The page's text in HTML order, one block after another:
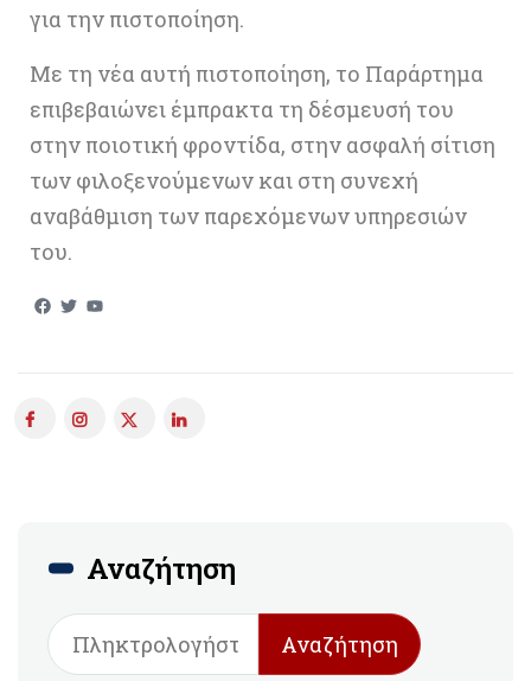
για την πιστοποίηση.
Με τη νέα αυτή πιστοποίηση, το Παράρτημα
επιβεβαιώνει έμπρακτα τη δέσμευσή του
στην ποιοτική φροντίδα, στην ασφαλή σίτιση
των φιλοξενούμενων και στη συνεχή
αναβάθμιση των παρεχόμενων υπηρεσιών
του.
Αναζήτηση
Αναζήτηση